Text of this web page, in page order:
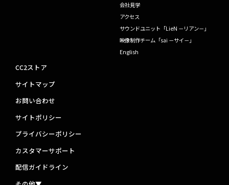
会社見学
アクセス
サウンドユニット「LieN －リアン－」
映像制作チーム「sai －サイ－」
English
CC2ストア
サイトマップ
お問い合わせ
サイトポリシー
プライバシーポリシー
カスタマーサポート
配信ガイドライン